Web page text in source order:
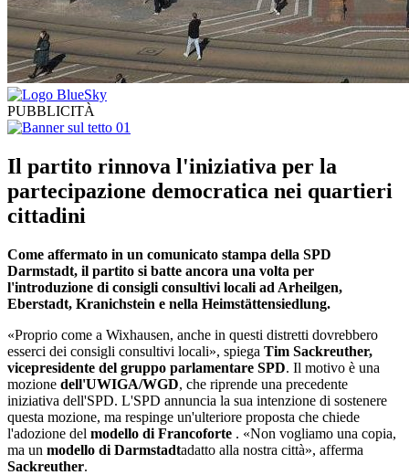
PUBBLICITÀ
Il partito rinnova l'iniziativa per la
partecipazione democratica nei quartieri
cittadini
Come affermato in un comunicato stampa della SPD
Darmstadt, il partito si batte ancora una volta per
l'introduzione di consigli consultivi locali ad Arheilgen,
Eberstadt, Kranichstein e nella Heimstättensiedlung.
«Proprio come a Wixhausen, anche in questi distretti dovrebbero
esserci dei consigli consultivi locali», spiega Tim Sackreuther,
vicepresidente del gruppo parlamentare SPD. Il motivo è una
mozione dell'UWIGA/WGD, che riprende una precedente
iniziativa dell'SPD. L'SPD annuncia la sua intenzione di sostenere
questa mozione, ma respinge un'ulteriore proposta che chiede
l'adozione del modello di Francoforte . «Non vogliamo una copia,
ma un modello di Darmstadtadatto alla nostra città», afferma
Sackreuther.